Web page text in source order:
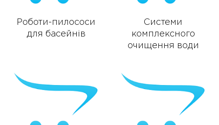
Роботи-пилососи
для басейнів
Системи
комплексного
очищення води